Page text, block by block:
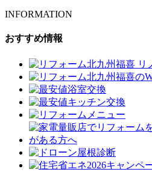
INFORMATION
おすすめ情報